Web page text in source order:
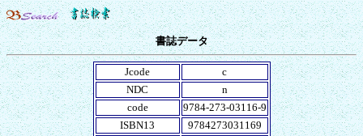
書誌データ
Jcode
c
NDC
n
code
9784-273-03116-9
ISBN13
9784273031169